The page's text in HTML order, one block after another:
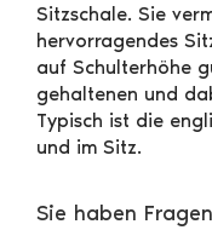
Sitzschale. Sie
hervorragendes
auf Schulterhöhe
gehaltenen und
Typisch ist die
und im Sitz.
Sie haben